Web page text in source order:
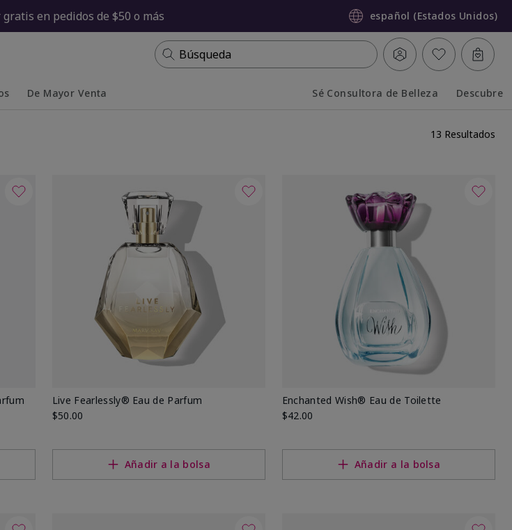
en pedidos de $50 o más español (Estados Unidos)
Búsqueda
De Mayor Venta Sé Consultora de Belleza Descubre
13 Resultados
Live Fearlessly® Eau de Parfum
$50.00
Añadir a la bolsa
Enchanted Wish® Eau de Toilette
$42.00
Añadir a la bolsa